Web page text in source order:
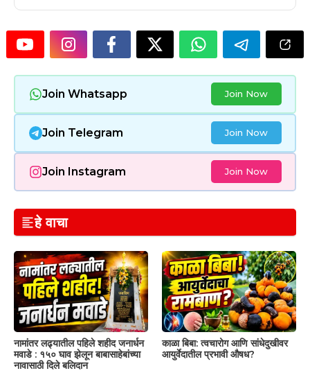
Join Whatsapp Join Now
Join Telegram Join Now
Join Instagram Join Now
हे वाचा
नामांतर लढ्यातील पहिले शहीद जनार्धन
मवाडे : १५० घाव झेलून बाबासाहेबांच्या
नावासाठी दिले बलिदान
काळा बिबा: त्वचारोग आणि सांधेदुखीवर
आयुर्वेदातील प्रभावी औषध?